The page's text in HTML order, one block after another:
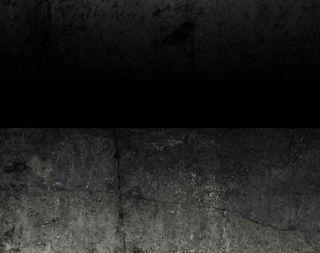
Nascut a Barcelona l’any 1881 i mort a Blanes el 1948, Joan Junceda és
un dels noms més destacats entre els dibuixants, il·lustradors i caricaturistes
catalans d’aquesta època. Tot i començar sense cap tipus de formació, ben
aviat s’integrà dins la redacció del setmanari Cu-Cut!, participant activament en
Abans de tancar el 2024, arriba l'hora de presentar les lectures del
primer trimestre del 2025 del club de lectura de còmics de la Biblioteca
Pública de Tarragona, gratuït i virtual. El menú, ben variat: un personatge
clàssic, l'adaptació d'una novel·la molt coneguda (i llegida) i una novetat molt
impactant. Aquí en teniu els detalls!
Gener
Corto Maltés.
OCT